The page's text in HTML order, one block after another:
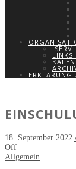
ISERV
LINKS
ERKLÄRUNG
18. September 2022
Off
Allgemein